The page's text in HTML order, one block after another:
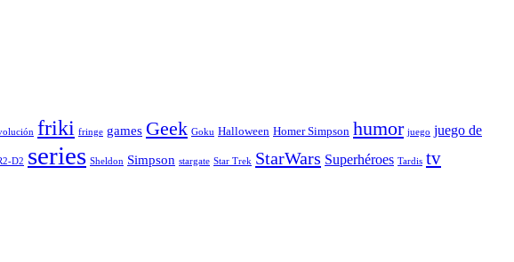
friki fringe games Geek Goku Halloween Homer Simpson humor juego juego de
D2 series Sheldon Simpson stargate Star Trek StarWars Superhéroes Tardis tv